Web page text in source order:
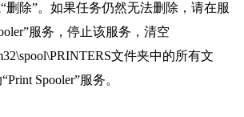
删除”。如果任务仍然无法删除，请在服
服务，停止该服务，清空
文件夹中的所有文
Spooler”服务。